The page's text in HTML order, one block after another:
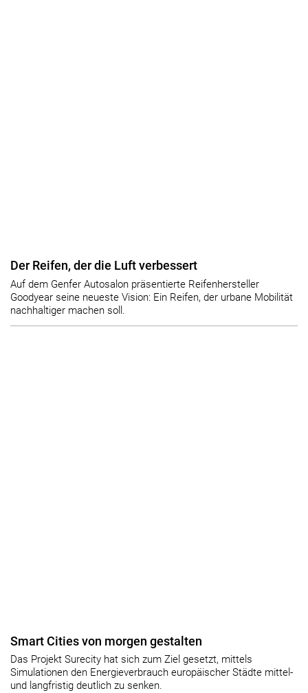
Der Reifen, der die Luft verbessert
Auf dem Genfer Autosalon präsentierte Reifenhersteller
Goodyear seine neueste Vision: Ein Reifen, der urbane Mobilität
nachhaltiger machen soll.
Smart Cities von morgen gestalten
Das Projekt Surecity hat sich zum Ziel gesetzt, mittels
Simulationen den Energieverbrauch europäischer Städte mittel-
und langfristig deutlich zu senken.